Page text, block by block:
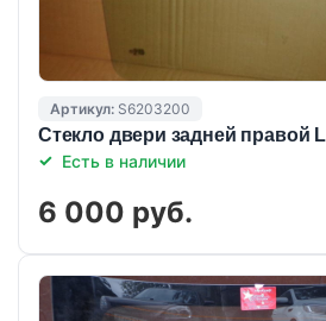
Артикул: S6203200
Стекло двери задней правой
Есть в наличии
6 000 руб.